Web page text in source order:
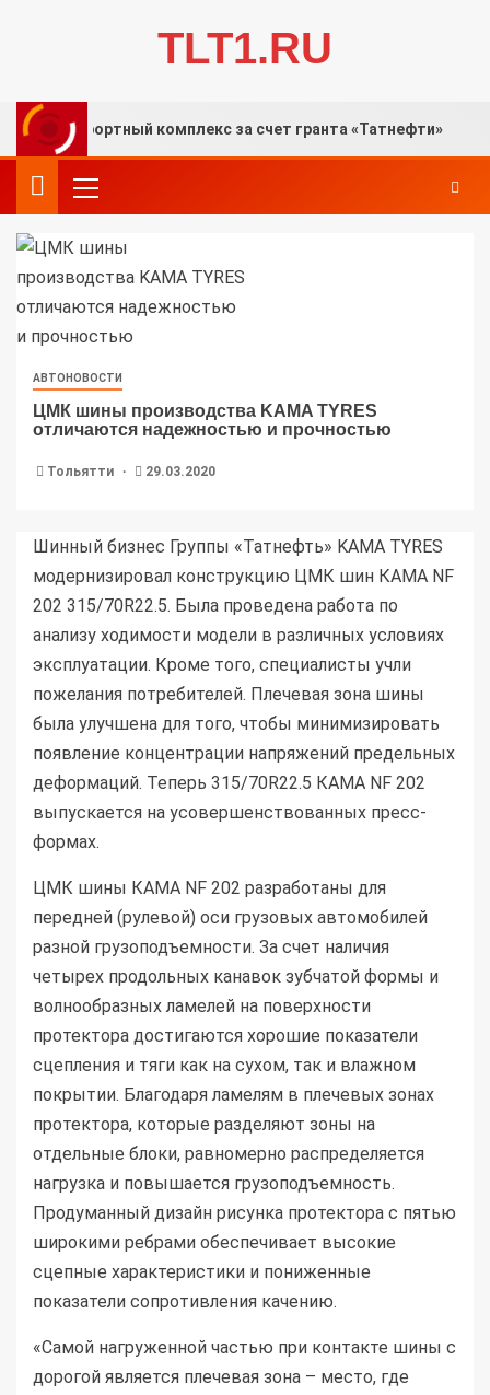
TLT1.RU
комплекс за счет гранта «Татнефти»
АВТОНОВОСТИ
ЦМК шины производства KAMA TYRES
отличаются надежностью и прочностью
Тольятти 29.03.2020
Шинный бизнес Группы «Татнефть» KAMA TYRES
модернизировал конструкцию ЦМК шин КАМА NF
202 315/70R22.5. Была проведена работа по
анализу ходимости модели в различных условиях
эксплуатации. Кроме того, специалисты учли
пожелания потребителей. Плечевая зона шины
была улучшена для того, чтобы минимизировать
появление концентрации напряжений предельных
деформаций. Теперь 315/70R22.5 КАМА NF 202
выпускается на усовершенствованных пресс-
формах.
ЦМК шины КАМА NF 202 разработаны для
передней (рулевой) оси грузовых автомобилей
разной грузоподъемности. За счет наличия
четырех продольных канавок зубчатой формы и
волнообразных ламелей на поверхности
протектора достигаются хорошие показатели
сцепления и тяги как на сухом, так и влажном
покрытии. Благодаря ламелям в плечевых зонах
протектора, которые разделяют зоны на
отдельные блоки, равномерно распределяется
нагрузка и повышается грузоподъемность.
Продуманный дизайн рисунка протектора с пятью
широкими ребрами обеспечивает высокие
сцепные характеристики и пониженные
показатели сопротивления качению.
«Самой нагруженной частью при контакте шины с
дорогой является плечевая зона – место, где